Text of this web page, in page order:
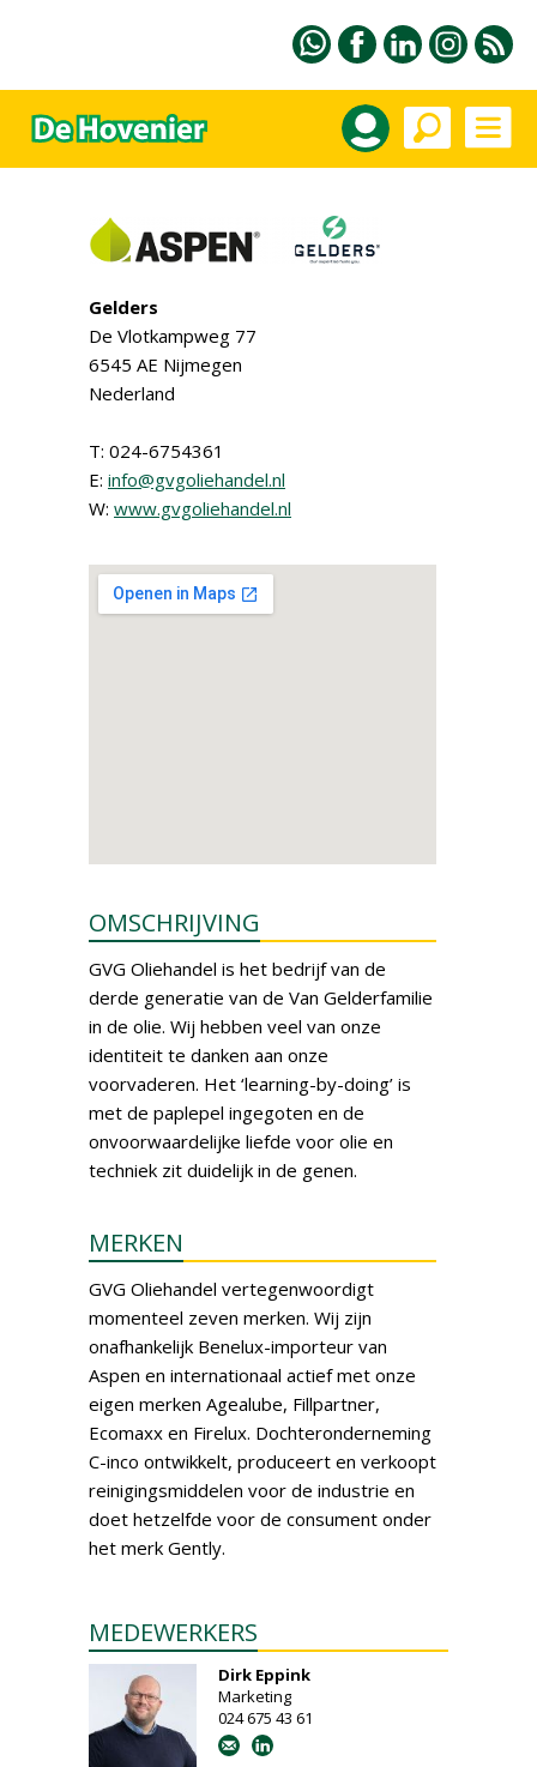
Gelders
De Vlotkampweg 77
6545 AE Nijmegen
Nederland
T: 024-6754361
E: info@gvgoliehandel.nl
W: www.gvgoliehandel.nl
OMSCHRIJVING
GVG Oliehandel is het bedrijf van de
derde generatie van de Van Gelderfamilie
in de olie. Wij hebben veel van onze
identiteit te danken aan onze
voorvaderen. Het ‘learning-by-doing’ is
met de paplepel ingegoten en de
onvoorwaardelijke liefde voor olie en
techniek zit duidelijk in de genen.
MERKEN
GVG Oliehandel vertegenwoordigt
momenteel zeven merken. Wij zijn
onafhankelijk Benelux-importeur van
Aspen en internationaal actief met onze
eigen merken Agealube, Fillpartner,
Ecomaxx en Firelux. Dochteronderneming
C-inco ontwikkelt, produceert en verkoopt
reinigingsmiddelen voor de industrie en
doet hetzelfde voor de consument onder
het merk Gently.
MEDEWERKERS
Dirk Eppink
Marketing
024 675 43 61